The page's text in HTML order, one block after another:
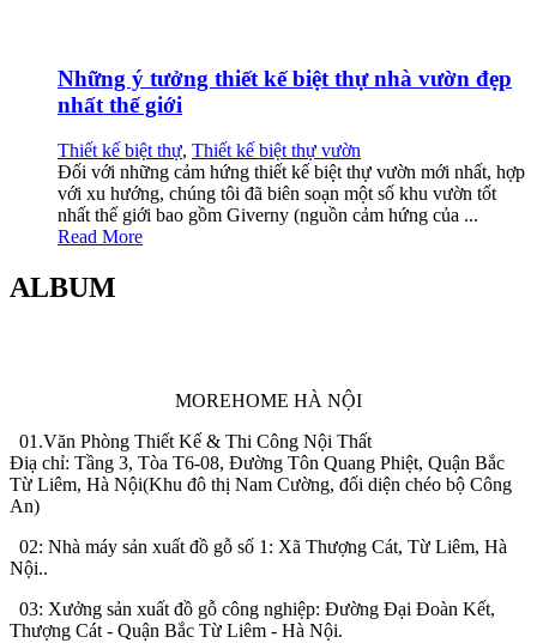
Những ý tưởng thiết kế biệt thự nhà vườn đẹp
nhất thế giới
Thiết kế biệt thự, Thiết kế biệt thự vườn
Đối với những cảm hứng thiết kế biệt thự vườn mới nhất, hợp
với xu hướng, chúng tôi đã biên soạn một số khu vườn tốt
nhất thế giới bao gồm Giverny (nguồn cảm hứng của ...
Read More
ALBUM
MOREHOME HÀ NỘI
01.Văn Phòng Thiết Kế & Thi Công Nội Thất
Điạ chỉ: Tầng 3, Tòa T6-08, Đường Tôn Quang Phiệt, Quận Bắc
Từ Liêm, Hà Nội(Khu đô thị Nam Cường, đối diện chéo bộ Công
An)
02: Nhà máy sản xuất đồ gỗ số 1: Xã Thượng Cát, Từ Liêm, Hà
Nội..
03: Xưởng sản xuất đồ gỗ công nghiệp: Đường Đại Đoàn Kết,
Thượng Cát - Quận Bắc Từ Liêm - Hà Nội.